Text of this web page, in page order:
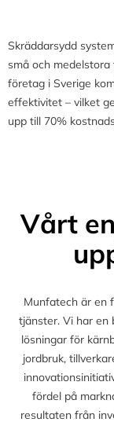
Skräddarsydd
små och
företag i Sverige
effektivitet – vilket
upp till 70%
Vårt
Munfatech är en
tjänster. Vi har en
lösningar för
jordbruk,
fördel på
resultaten från